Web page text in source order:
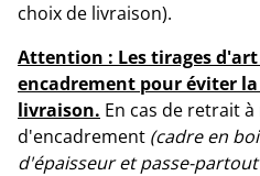
choix de livraison).
Attention : Les tirages
encadrement pour éviter la
livraison. En cas de retrait
d'encadrement (cadre en
d'épaisseur et passe-